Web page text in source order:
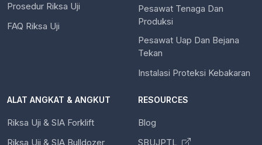
Prosedur Riksa Uji
FAQ Riksa Uji
Pesawat Tenaga Dan
Produksi
Pesawat Uap Dan Bejana
Tekan
Instalasi Proteksi Kebakaran
ALAT ANGKAT & ANGKUT
Riksa Uji & SIA Forklift
Riksa Uji & SIA Bulldozer
RESOURCES
Blog
SBUJPTL